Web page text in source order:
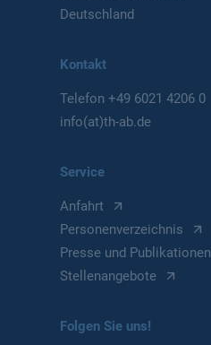
Deutschland
Kontakt
Telefon+49 6021 4206 0
info(at)th-ab.de
Service
Anfahrt
Personenverzeichnis
Presse und Publikationen
Stellenangebote
Folgen Sie uns!